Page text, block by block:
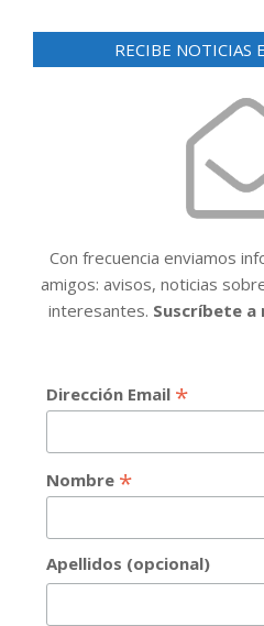
RECIBE NOTICIAS
Con frecuencia enviamos
amigos: avisos, noticias
interesantes. Suscríbete a
Dirección Email *
Nombre *
Apellidos (opcional)